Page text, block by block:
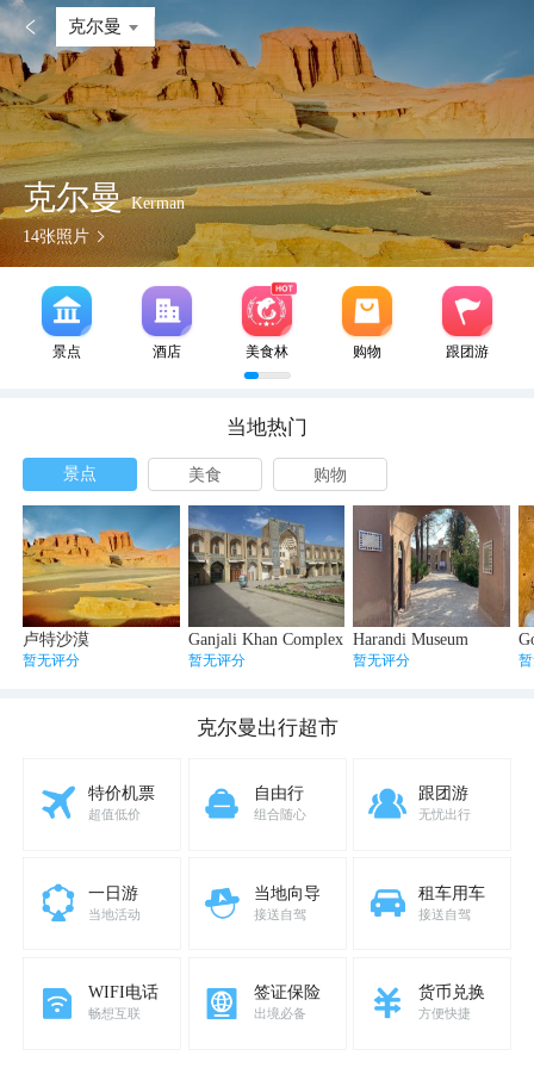
 克尔曼
克尔曼Kerman
14张照片
景点 酒店 美食林 购物 跟团游
当地热门
景点 美食 购物
卢特沙漠
暂无评分
Ganjali Khan Complex
暂无评分
Harandi Museum
暂无评分
克尔曼出行超市
特价机票
超值低价
自由行
组合随心
跟团游
无忧出行
一日游
当地活动
当地向导
接送自驾
租车用车
接送自驾
WIFI电话
畅想互联
签证保险
出境必备
货币兑换
方便快捷